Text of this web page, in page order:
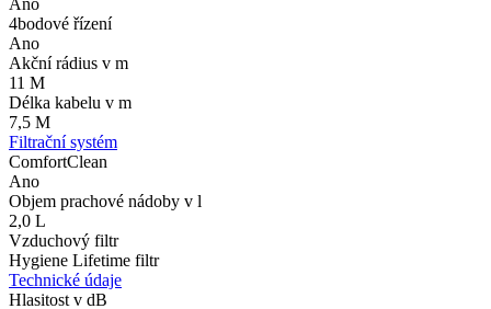
4bodové řízení
Ano
Akční rádius v m
11 M
Délka kabelu v m
7,5 M
Filtrační systém
ComfortClean
Ano
Objem prachové nádoby v l
2,0 L
Vzduchový filtr
Hygiene Lifetime filtr
Technické údaje
Hlasitost v dB